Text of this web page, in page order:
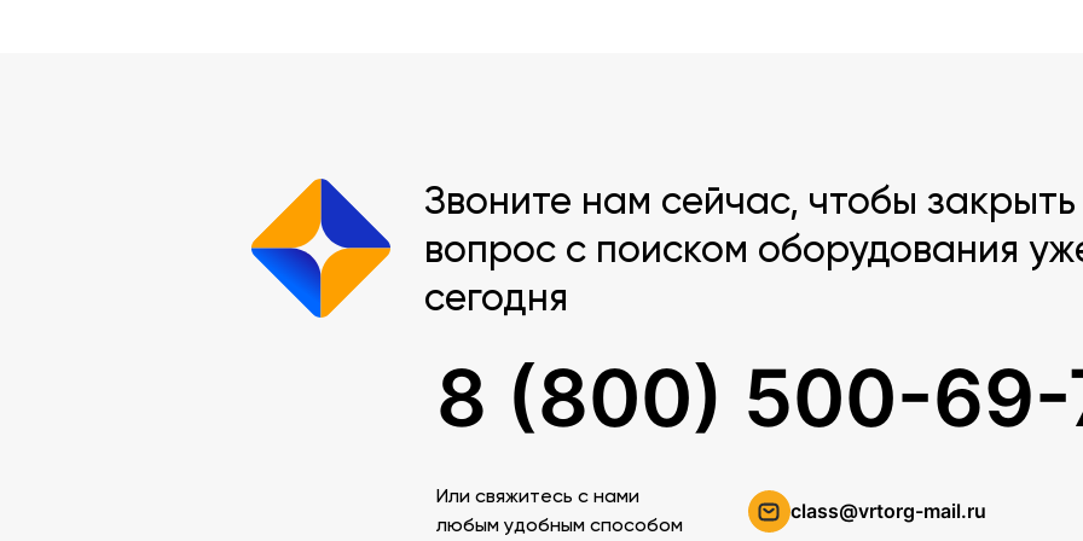
Звоните нам сейчас, чтобы закрыть
вопрос с поиском оборудования
сегодня
8 (800) 500-69-
Или свяжитесь c нами
любым удобным способом
class@vrtorg-mail.ru